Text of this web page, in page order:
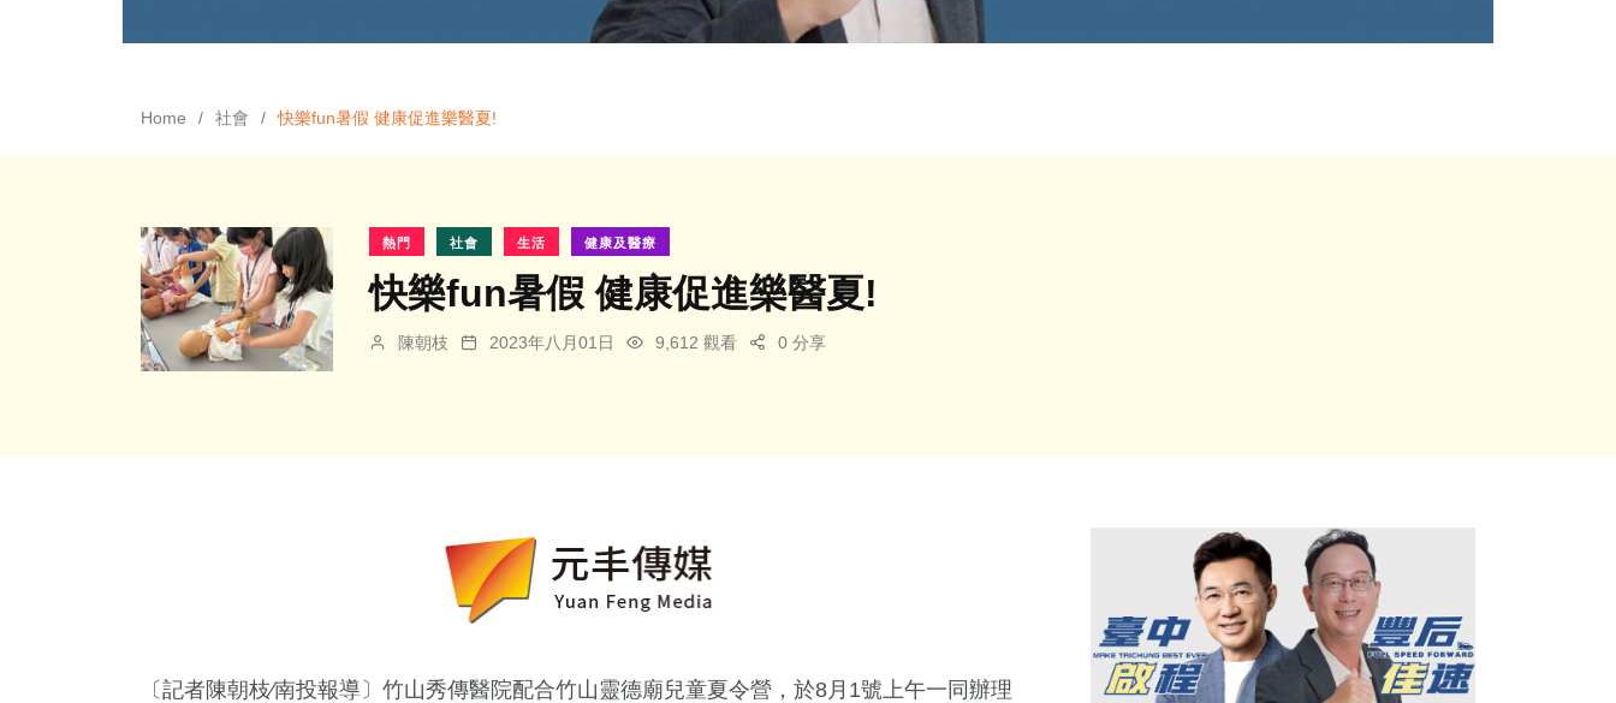
Home 社會 快樂fun暑假 健康促進樂醫夏!
熱門 社會 生活 健康及醫療
快樂fun暑假 健康促進樂醫夏!
陳朝枝 2023年八月01日 9,612 觀看 0 分享
〔記者陳朝枝∕南投報導〕竹山秀傳醫院配合竹山靈德廟兒童夏令營，於8月1號上午一同辦理